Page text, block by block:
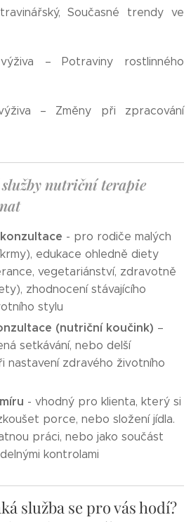
Současné trendy ve
– Potraviny rostlinného
– Změny při zpracování
nutriční terapie
- pro rodiče malých
edukace ohledně diety
vegetariánství, zdravotně
zhodnocení stávajícího
stylu
(nutriční koučink) –
setkávání, nebo delší
nastavení zdravého životního
- vhodný pro klienta, který si
porce, nebo složení jídla.
práci, nebo jako součást
kontrolami
služba se pro vás hodí?